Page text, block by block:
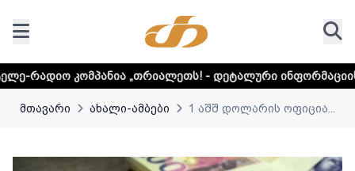
„თრიალეთს! - დეტალური ინფორმაციისთვის
მთავარი ახალი-ამბები 1 აშშ დოლარის ოფიცია...